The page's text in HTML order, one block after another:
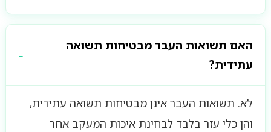
האם תשואות העבר מבטיחות תשואה
עתידית?
לא. תשואות העבר אינן מבטיחות תשואה עתידית,
והן כלי עזר בלבד לבחינת איכות המעקב אחר